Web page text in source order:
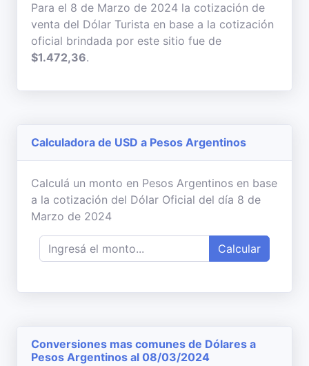
Para el 8 de Marzo de 2024 la cotización de
venta del Dólar Turista en base a la cotización
oficial brindada por este sitio fue de
$1.472,36.
Calculadora de USD a Pesos Argentinos
Calculá un monto en Pesos Argentinos en base
a la cotización del Dólar Oficial del día 8 de
Marzo de 2024
Calcular
Conversiones mas comunes de Dólares a
Pesos Argentinos al 08/03/2024